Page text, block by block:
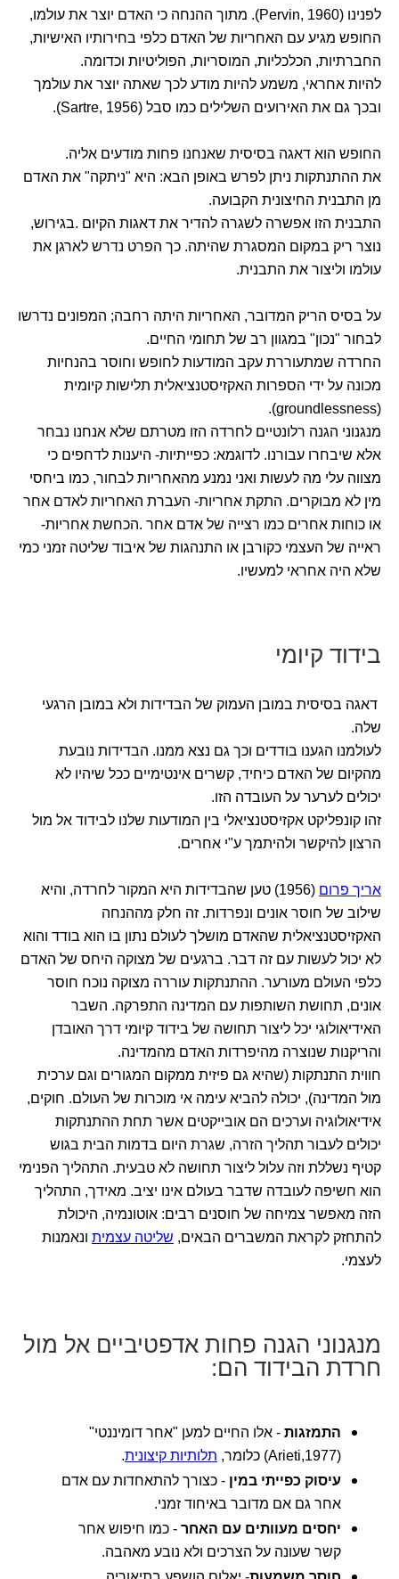
לפנינו (Pervin, 1960). מתוך ההנחה כי האדם יוצר את עולמו,
החופש מגיע עם האחריות של האדם כלפי בחירותיו האישיות,
החברתיות, הכלכליות, המוסריות, הפוליטיות וכדומה.
להיות אחראי, משמע להיות מודע לכך שאתה יוצר את עולמך
ובכך גם את האירועים השלילים כמו סבל (Sartre, 1956).
החופש הוא דאגה בסיסית שאנחנו פחות מודעים אליה.
את ההתנתקות ניתן לפרש באופן הבא: היא "ניתקה" את האדם
מן התבנית החיצונית הקבועה.
התבנית הזו אפשרה לשגרה להדיר את דאגות הקיום .בגירוש,
נוצר ריק במקום המסגרת שהיתה. כך הפרט נדרש לארגן את
עולמו וליצור את התבנית.
על בסיס הריק המדובר, האחריות היתה רחבה; המפונים נדרשו
לבחור "נכון" במגוון רב של תחומי החיים.
החרדה שמתעוררת עקב המודעות לחופש וחוסר בהנחיות
מכונה על ידי הספרות האקזיסטנציאלית תלישות קיומית
(groundlessness).
מנגנוני הגנה רלונטיים לחרדה הזו מטרתם שלא אנחנו נבחר
אלא שיבחרו עבורנו. לדוגמא: כפייתיות- היענות לדחפים כי
מצווה עלי מה לעשות ואני נמנע מהאחריות לבחור, כמו ביחסי
מין לא מבוקרים. התקת אחריות- העברת האחריות לאדם אחר
או כוחות אחרים כמו רצייה של אדם אחר .הכחשת אחריות-
ראייה של העצמי כקורבן או התנהגות של איבוד שליטה זמני כמי
שלא היה אחראי למעשיו.
בידוד קיומי
דאגה בסיסית במובן העמוק של הבדידות ולא במובן הרגעי
שלה.
לעולמנו הגענו בודדים וכך גם נצא ממנו. הבדידות נובעת
מהקיום של האדם כיחיד, קשרים אינטימיים ככל שיהיו לא
יכולים לערער על העובדה הזו.
זהו קונפליקט אקזיסטנציאלי בין המודעות שלנו לבידוד אל מול
הרצון להיקשר ולהיתמך ע"י אחרים.
אריך פרום
(1956) טען שהבדידות היא המקור לחרדה, והיא
שילוב של חוסר אונים ונפרדות. זה חלק מההנחה
האקזיסטנציאלית שהאדם מושלך לעולם נתון בו הוא בודד והוא
לא יכול לעשות עם זה דבר. ברגעים של מצוקה היחס של האדם
כלפי העולם מעורער. ההתנתקות עוררה מצוקה נוכח חוסר
אונים, תחושת השותפות עם המדינה התפרקה. השבר
האידיאולוגי יכל ליצור תחושה של בידוד קיומי דרך האובדן
והריקנות שנוצרה מהיפרדות האדם מהמדינה.
חווית התנתקות (שהיא גם פיזית ממקום המגורים וגם ערכית
מול המדינה), יכולה להביא עימה אי מוכרות של העולם. חוקים,
אידיאולוגיה וערכים הם אובייקטים אשר תחת ההתנתקות
יכולים לעבור תהליך הזרה, שגרת היום בדמות הבית בגוש
קטיף נשללת וזה עלול ליצור תחושה לא טבעית. התהליך הפנימי
הוא חשיפה לעובדה שדבר בעולם אינו יציב. מאידך, התהליך
הזה מאפשר צמיחה של חוסנים רבים: אוטונמיה, היכולת
להתחזק לקראת המשברים הבאים, שליטה עצמית ונאמנות
לעצמי.
מנגנוני הגנה פחות אדפטיביים אל מול
חרדת הבידוד הם:
התמזגות - אלו החיים למען "אחר דומיננטי"
(Arieti,1977) כלומר,
תלותיות קיצונית.
עיסוק כפייתי במין - כצורך להתאחדות עם אדם
אחר גם אם מדובר באיחוד זמני.
יחסים מעוותים עם האחר - כמו חיפוש אחר
קשר שעונה על הצרכים ולא נובע מאהבה.